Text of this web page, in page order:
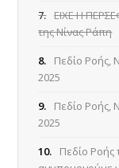
7. ΕΙΧΕ Η
της Νίνας Ράπη
8.
Πεδίο Ροής,
2025
9.
Πεδίο Ροής,
2025
10.
Πεδίο Ροής